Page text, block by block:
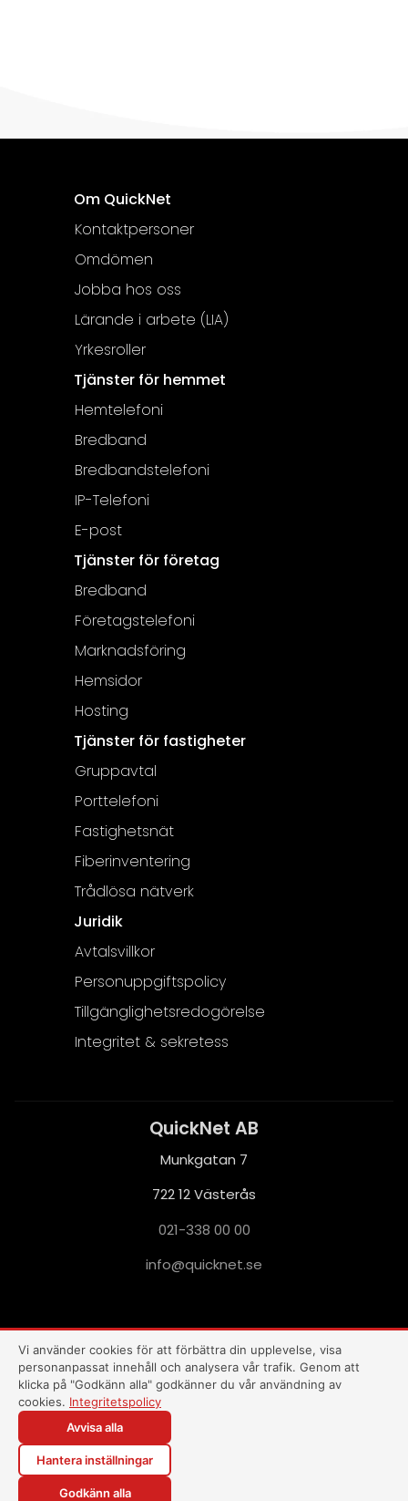
Om QuickNet
Kontaktpersoner
Omdömen
Jobba hos oss
Lärande i arbete (LIA)
Yrkesroller
Tjänster för hemmet
Hemtelefoni
Bredband
Bredbandstelefoni
IP-Telefoni
E-post
Tjänster för företag
Bredband
Företagstelefoni
Marknadsföring
Hemsidor
Hosting
Tjänster för fastigheter
Gruppavtal
Porttelefoni
Fastighetsnät
Fiberinventering
Trådlösa nätverk
Juridik
Avtalsvillkor
Personuppgiftspolicy
Tillgänglighetsredogörelse
Integritet & sekretess
QuickNet AB
Munkgatan 7
722 12 Västerås
021-338 00 00
es.te
nkciu
q@ofn
i
This site is protected by reCAPTCHA and the Google
and
Terms of Service